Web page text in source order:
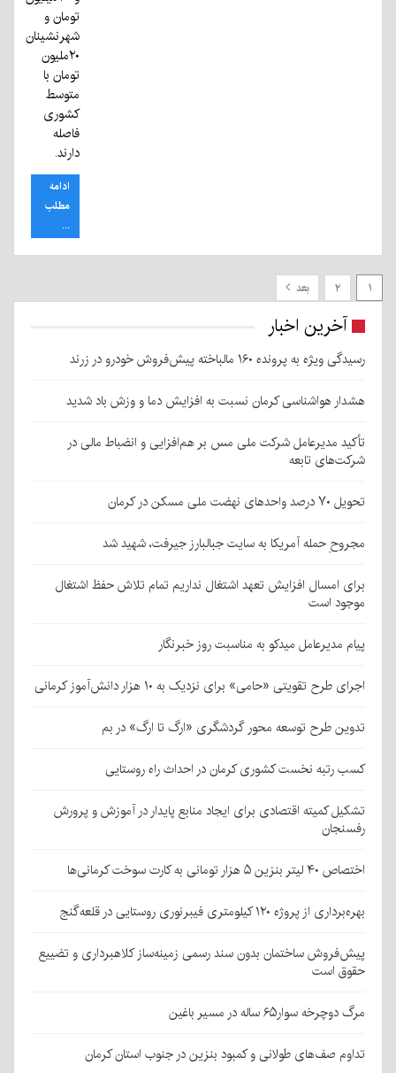
تومان و
شهرنشینان
۲۰ملیون
تومان با
متوسط
کشوری
فاصله
دارند.
ادامه
مطلب
...
۱ ۲ بعد
آخرین اخبار
رسیدگی ویژه به پرونده ۱۶۰ مالباخته پیش‌فروش خودرو در زرند
هشدار هواشناسی کرمان نسبت به افزایش دما و وزش باد شدید
تأکید مدیرعامل شرکت ملی مس بر هم‌افزایی و انضباط مالی در
شرکت‌های تابعه
تحویل ۷۰ درصد واحدهای نهضت ملی مسکن در کرمان
مجروحِ حمله آمریکا به سایت جبالبارز جیرفت، شهید شد
برای امسال افزایش تعهد اشتغال نداریم تمام تلاش حفظ اشتغال
موجود است
پیام مدیرعامل میدکو به مناسبت روز خبرنگار
اجرای طرح تقویتی «حامی» برای نزدیک به ۱۰ هزار دانش‌آموز کرمانی
تدوین طرح توسعه محور گردشگری «ارگ تا ارگ» در بم
کسب رتبه نخست کشوری کرمان در احداث راه روستایی
تشکیل کمیته اقتصادی برای ایجاد منابع پایدار در آموزش و پرورش
رفسنجان
اختصاص ۴۰ لیتر بنزین ۵ هزار تومانی به کارت سوخت کرمانی‌ها
بهره‌برداری از پروژه ۱۲۰ کیلومتری فیبرنوری روستایی در قلعه‌گنج
پیش‌فروش ساختمان بدون سند رسمی زمینه‌ساز کلاهبرداری و تضییع
حقوق است
مرگ دوچرخه سوار۶۵ ساله در مسیر باغین
تداوم صف‌های طولانی و کمبود بنزین در جنوب استان کرمان